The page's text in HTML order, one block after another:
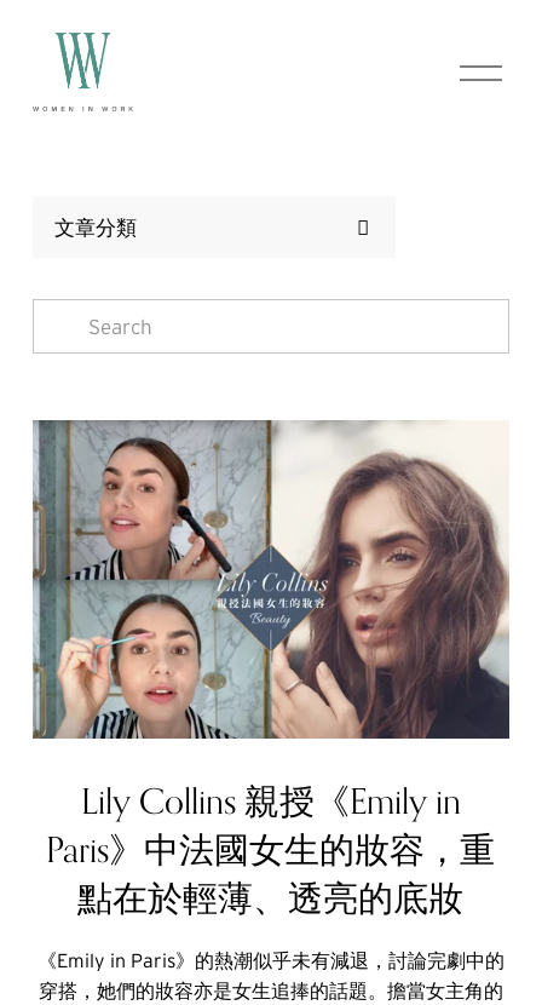
O
p
文章分類
Lily Collins 親授《Emily in
Paris》中法國女生的妝容，重
點在於輕薄、透亮的底妝
《Emily in Paris》的熱潮似乎未有減退，討論完劇中的
穿搭，她們的妝容亦是女生追捧的話題。擔當女主角的